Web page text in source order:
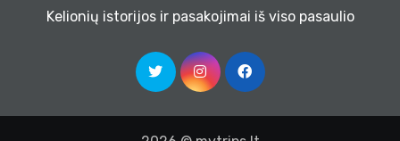
Kelionių istorijos ir pasakojimai iš viso pasaulio